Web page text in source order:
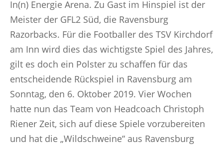
In(n) Energie Arena. Zu Gast im Hinspiel ist der
Meister der GFL2 Süd, die Ravensburg
Razorbacks. Für die Footballer des TSV Kirchdorf
am Inn wird dies das wichtigste Spiel des Jahres,
gilt es doch ein Polster zu schaffen für das
entscheidende Rückspiel in Ravensburg am
Sonntag, den 6. Oktober 2019. Vier Wochen
hatte nun das Team von Headcoach Christoph
Riener Zeit, sich auf diese Spiele vorzubereiten
und hat die „Wildschweine“ aus Ravensburg